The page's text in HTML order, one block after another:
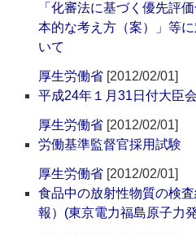
「化審法に基づく優先評
本的な考え方（案）」等
いて
厚生労働省 [2012/02/01]
平成24年１月31日付大臣
厚生労働省 [2012/02/01]
労働基準監督官採用試験
厚生労働省 [2012/02/01]
食品中の放射性物質の検
報）(東京電力福島原子力